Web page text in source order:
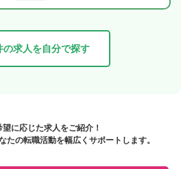
の求人を自分で探す
に応じた求人をご紹介！
たの転職活動を幅広くサポートします。